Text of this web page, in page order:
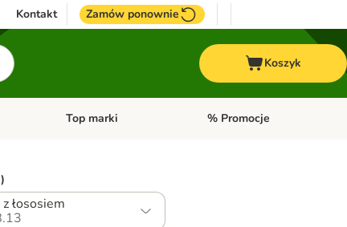
Kontakt Zamów ponownie
Koszyk
kategorii: PtakiOtwórz menu kategorii: Konie
Top marki Otwórz menu kategorii: Top
% Promocje
łososiem